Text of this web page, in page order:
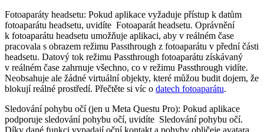
Fotoaparáty headsetu: Pokud aplikace vyžaduje přístup k datům
fotoaparátu headsetu, uvidíte Fotoaparát headsetu. Oprávnění
k fotoaparátu headsetu umožňuje aplikaci, aby v reálném čase
pracovala s obrazem režimu Passthrough z fotoaparátu v přední části
headsetu. Datový tok režimu Passthrough fotoaparátu získávaný
v reálném čase zahrnuje všechno, co v režimu Passthrough vidíte.
Neobsahuje ale žádné virtuální objekty, které můžou budit dojem, že
blokují reálné prostředí. Přečtěte si víc o datech fotoaparátu.
Sledování pohybu očí (jen u Meta Questu Pro): Pokud aplikace
podporuje sledování pohybu očí, uvidíte Sledování pohybu očí.
Díky dané funkci vypadají oční kontakt a pohyby obličeje avatara